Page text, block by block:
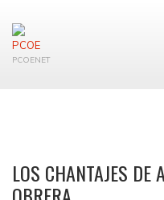
PCOENET
LOS CHANTAJES DE